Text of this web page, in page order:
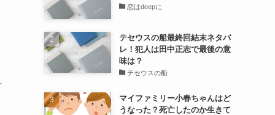
恋はdeepに
テセウスの船最終回結末ネタバ
レ！犯人は田中正志で最後の意
味は？
テセウスの船
マイファミリー小春ちゃんはど
うなった？死亡したのか生きて